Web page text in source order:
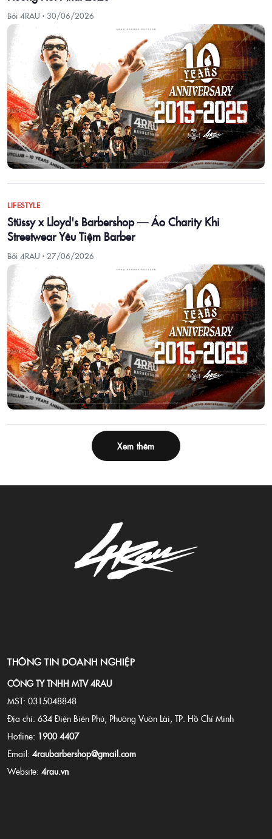
Bởi 4RAU · 30/06/2026
LIFESTYLE
Stüssy x Lloyd's Barbershop — Áo Charity Khi
Streetwear Yêu Tiệm Barber
Bởi 4RAU · 27/06/2026
Xem thêm
THÔNG TIN DOANH NGHIỆP
CÔNG TY TNHH MTV 4RAU
MST: 0315048848
Địa chỉ: 634 Điện Biên Phủ, Phường Vườn Lài, TP. Hồ Chí Minh
Hotline: 1900 4407
Email: 4raubarbershop@gmail.com
Website: 4rau.vn